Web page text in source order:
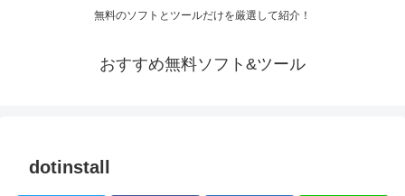
無料のソフトとツールだけを厳選して紹介！
おすすめ無料ソフト&ツール
dotinstall